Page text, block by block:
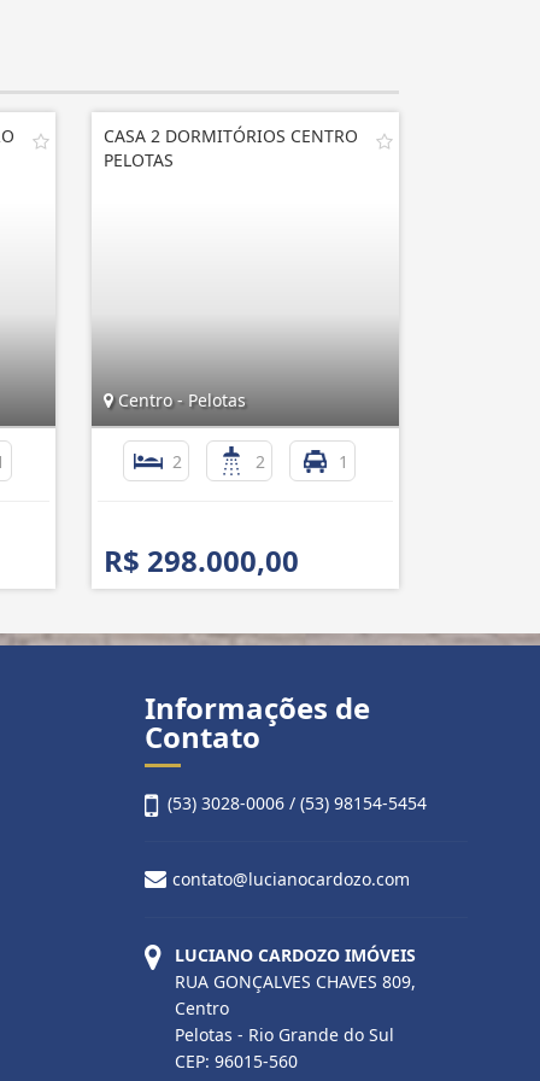
CASA 2 DORMITÓRIOS CENTRO
PELOTAS
Centro - Pelotas
2 2 1
R$ 298.000,00
Informações de
Contato
(53) 3028-0006 / (53) 98154-5454
contato@lucianocardozo.com
LUCIANO CARDOZO IMÓVEIS
RUA GONÇALVES CHAVES 809,
Centro
Pelotas - Rio Grande do Sul
CEP: 96015-560